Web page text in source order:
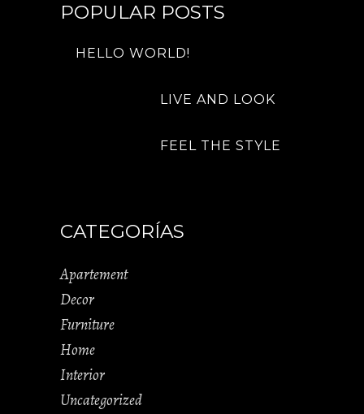
POPULAR POSTS
HELLO WORLD!
LIVE AND LOOK
FEEL THE STYLE
CATEGORÍAS
Apartement
Decor
Furniture
Home
Interior
Uncategorized